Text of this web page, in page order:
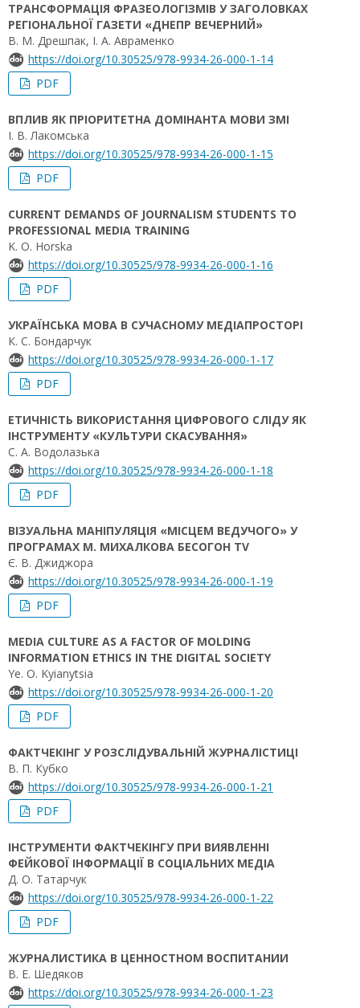
ТРАНСФОРМАЦІЯ ФРАЗЕОЛОГІЗМІВ У ЗАГОЛОВКАХ
РЕГІОНАЛЬНОЇ ГАЗЕТИ «ДНЕПР ВЕЧЕРНИЙ»
В. М. Дрешпак, І. А. Авраменко
https://doi.org/10.30525/978-9934-26-000-1-14
PDF
ВПЛИВ ЯК ПРІОРИТЕТНА ДОМІНАНТА МОВИ ЗМІ
І. В. Лакомська
https://doi.org/10.30525/978-9934-26-000-1-15
PDF
CURRENT DEMANDS OF JOURNALISM STUDENTS TO
PROFESSIONAL MEDIA TRAINING
K. O. Horska
https://doi.org/10.30525/978-9934-26-000-1-16
PDF
УКРАЇНСЬКА МОВА В СУЧАСНОМУ МЕДІАПРОСТОРІ
К. С. Бондарчук
https://doi.org/10.30525/978-9934-26-000-1-17
PDF
ЕТИЧНІСТЬ ВИКОРИСТАННЯ ЦИФРОВОГО СЛІДУ ЯК
ІНСТРУМЕНТУ «КУЛЬТУРИ СКАСУВАННЯ»
С. А. Водолазька
https://doi.org/10.30525/978-9934-26-000-1-18
PDF
ВІЗУАЛЬНА МАНІПУЛЯЦІЯ «МІСЦЕМ ВЕДУЧОГО» У
ПРОГРАМАХ М. МИХАЛКОВА БЕСОГОН TV
Є. В. Джиджора
https://doi.org/10.30525/978-9934-26-000-1-19
PDF
MEDIA CULTURE AS A FACTOR OF MOLDING
INFORMATION ETHICS IN THE DIGITAL SOCIETY
Ye. O. Kyіanytsia
https://doi.org/10.30525/978-9934-26-000-1-20
PDF
ФАКТЧЕКІНГ У РОЗСЛІДУВАЛЬНІЙ ЖУРНАЛІСТИЦІ
В. П. Кубко
https://doi.org/10.30525/978-9934-26-000-1-21
PDF
ІНСТРУМЕНТИ ФАКТЧЕКІНГУ ПРИ ВИЯВЛЕННІ
ФЕЙКОВОЇ ІНФОРМАЦІЇ В СОЦІАЛЬНИХ МЕДІА
Д. О. Татарчук
https://doi.org/10.30525/978-9934-26-000-1-22
PDF
ЖУРНАЛИСТИКА В ЦЕННОСТНОМ ВОСПИТАНИИ
В. Е. Шедяков
https://doi.org/10.30525/978-9934-26-000-1-23